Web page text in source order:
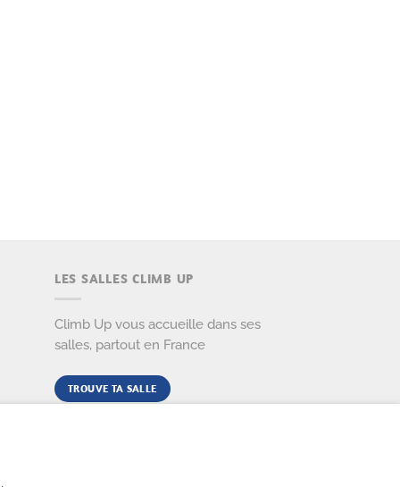
LES SALLES CLIMB UP
Climb Up vous accueille dans ses
salles, partout en France
TROUVE TA SALLE